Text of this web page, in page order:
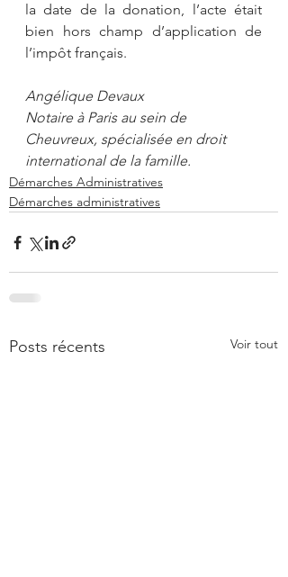
la date de la donation, l’acte était
bien hors champ d’application de
l’impôt français.
Angélique Devaux
Notaire à Paris au sein de
Cheuvreux, spécialisée en droit
international de la famille.
Démarches Administratives
Démarches administratives
Posts récents Voir tout